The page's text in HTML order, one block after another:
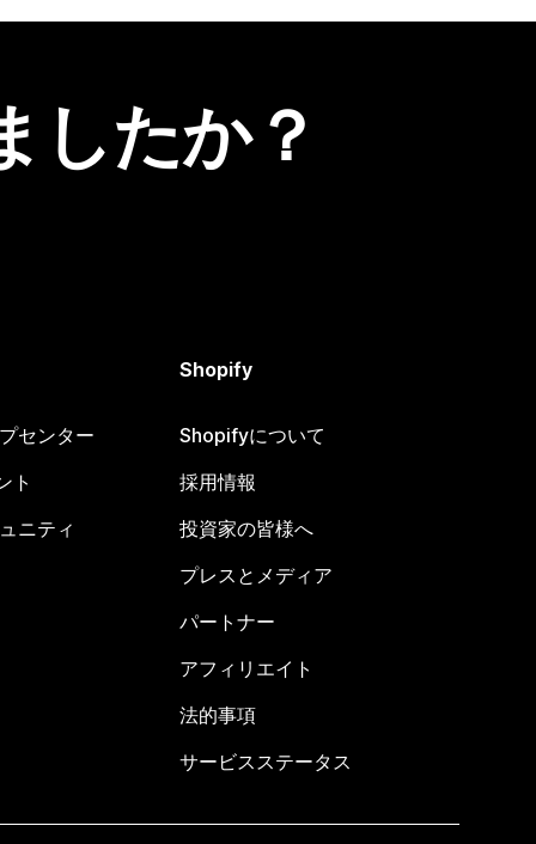
したか？
センター
ト
ニティ
Shopify
Shopifyについて
採用情報
投資家の皆様へ
プレスとメディア
パートナー
アフィリエイト
法的事項
サービスステータス